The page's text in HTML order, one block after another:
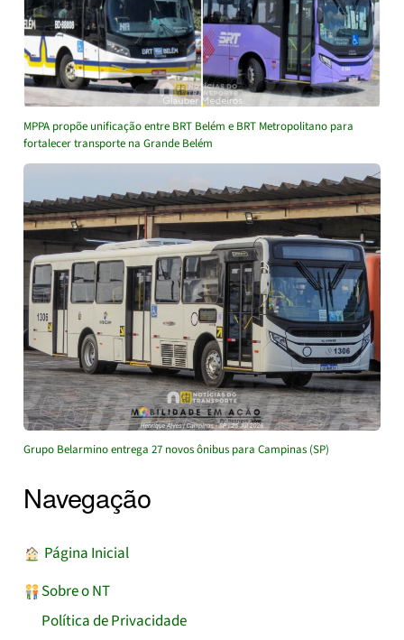
MPPA propõe unificação entre BRT Belém e BRT Metropolitano para
fortalecer transporte na Grande Belém
Grupo Belarmino entrega 27 novos ônibus para Campinas (SP)
Navegação
︎ Página Inicial
Sobre o NT
Política de Privacidade